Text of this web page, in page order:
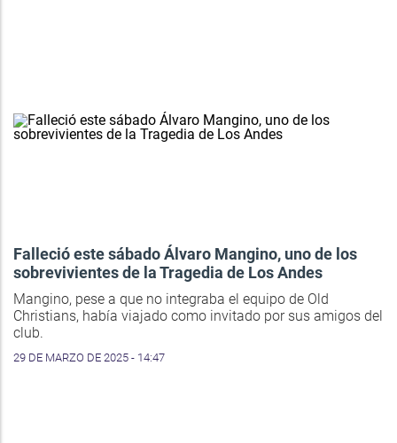
Falleció este sábado Álvaro Mangino, uno de los
sobrevivientes de la Tragedia de Los Andes
Mangino, pese a que no integraba el equipo de Old
Christians, había viajado como invitado por sus amigos del
club.
29 DE MARZO DE 2025 - 14:47